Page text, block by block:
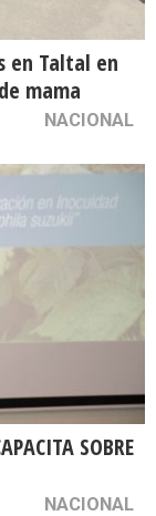
en Taltal en
mama
NACIONAL
SOBRE
NACIONAL